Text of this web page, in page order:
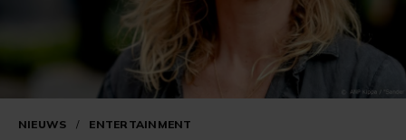
NIEUWS / ENTERTAINMENT